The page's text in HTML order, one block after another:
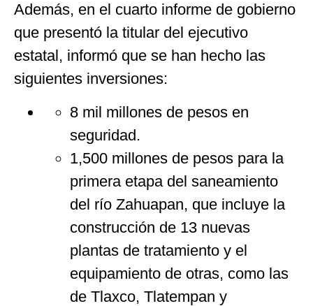
Además, en el cuarto informe de gobierno
que presentó la titular del ejecutivo
estatal, informó que se han hecho las
siguientes inversiones:
8 mil millones de pesos en
seguridad.
1,500 millones de pesos para la
primera etapa del saneamiento
del río Zahuapan, que incluye la
construcción de 13 nuevas
plantas de tratamiento y el
equipamiento de otras, como las
de Tlaxco, Tlatempan y